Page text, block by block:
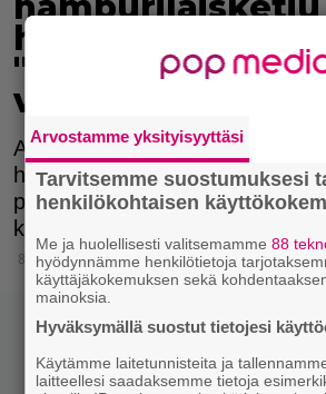
hakeutui
"Muuta keinoa ei
valitettavasti
Akseli Herlevi jätti tänään
hampurilaisravintolaketju
puolesta konkurssihakemuksen
käräjäoikeuteen.
8.1.2025 11:55
Arvostamme yksityisyyttäsi
Tarvitsemme suostumuksesi
henkilökohtaisen
Me ja huolellisesti valitsemamme88
hyödynnämme henkilötietoja
käyttäjäkokemuksen sekä
mainoksia.
Hyväksymällä suostut tietojesi
Käytämme laitetunnisteita ja
laitteellesi saadaksemme tietoja